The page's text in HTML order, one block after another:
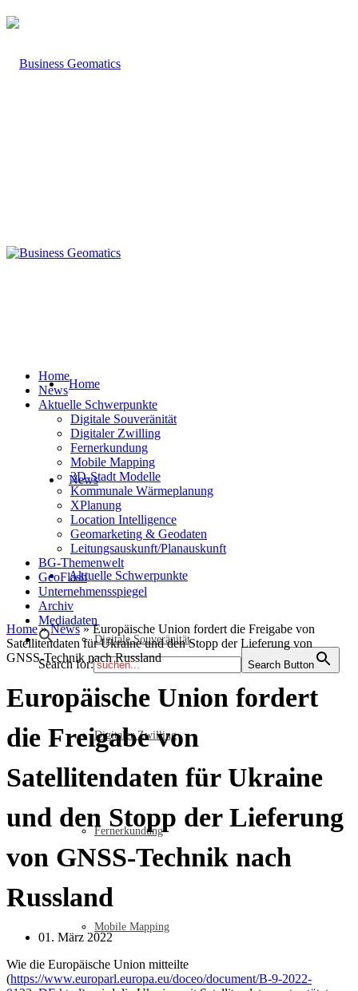
Home
News
Aktuelle Schwerpunkte
Digitale Souveränität
Digitaler Zwilling
Fernerkundung
Mobile Mapping
Home
News
Aktuelle Schwerpunkte
Digitale Souveränität
Digitaler Zwilling
Fernerkundung
Mobile Mapping
3D-Stadt Modelle
Kommunale Wärmeplanung
XPlanung
Location Intelligence
Geomarketing & Geodaten
Leitungsauskunft/Planauskunft
BG-Themenwelt
GeoFlash
Unternehmensspiegel
Archiv
Mediadaten
Search for: Search Button
Home»News»Europäische Union fordert die Freigabe von
Satellitendaten für Ukraine und den Stopp der Lieferung von
GNSS-Technik nach Russland
Europäische Union fordert
die Freigabe von
Satellitendaten für Ukraine
und den Stopp der Lieferung
von GNSS-Technik nach
Russland
01. März 2022
Wie die Europäische Union mitteilte
(https://www.europarl.europa.eu/doceo/document/B-9-2022-